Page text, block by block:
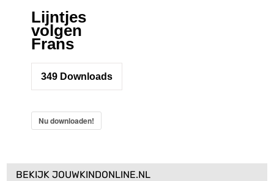
Lijntjes
volgen
Frans
349 Downloads
Nu downloaden!
BEKIJK JOUWKINDONLINE.NL